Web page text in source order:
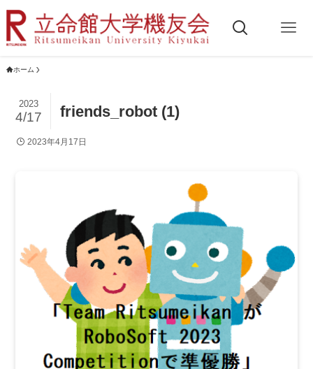
ホーム
friends_robot (1)
2023
4/17
2023年4月17日